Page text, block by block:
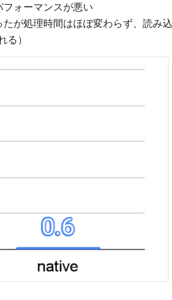
ォーマンスが悪い
が処理時間はほぼ変わらず、読み込
る）